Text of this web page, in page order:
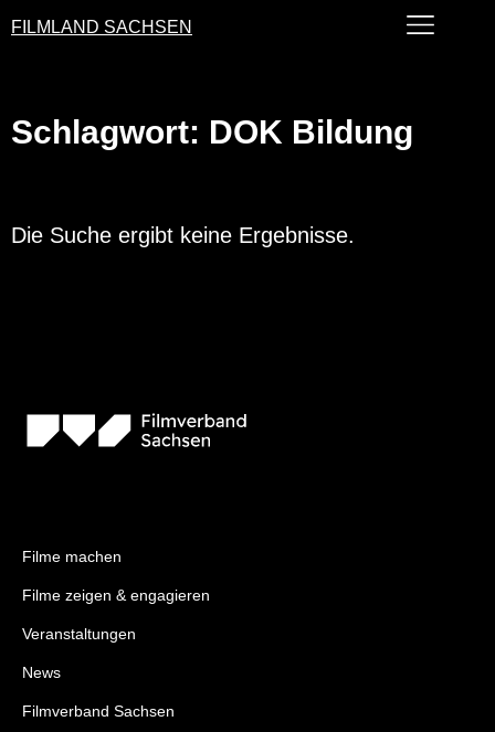
FILMLAND SACHSEN
Schlagwort: DOK Bildung
Die Suche ergibt keine Ergebnisse.
Filme machen
Filme zeigen & engagieren
Veranstaltungen
News
Filmverband Sachsen